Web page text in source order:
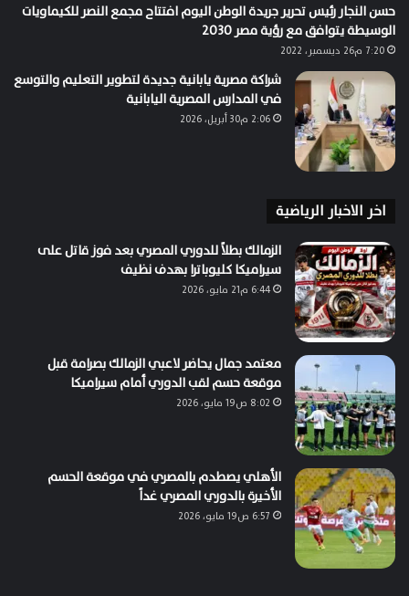
حسن النجار رئيس تحرير جريدة الوطن اليوم افتتاح مجمع النصر للكيماويات
الوسيطة يتوافق مع رؤية مصر ٢٠٣٠
7:20 م26 ديسمبر، 2022
شراكة مصرية يابانية جديدة لتطوير التعليم والتوسع
في المدارس المصرية اليابانية
2:06 م30 أبريل، 2026
اخر الاخبار الرياضية
الزمالك بطلاً للدوري المصري بعد فوز قاتل على
سيراميكا كليوباترا بهدف نظيف
6:44 م21 مايو، 2026
معتمد جمال يحاضر لاعبي الزمالك بصرامة قبل
موقعة حسم لقب الدوري أمام سيراميكا
8:02 ص19 مايو، 2026
الأهلي يصطدم بالمصري في موقعة الحسم
الأخيرة بالدوري المصري غداً
6:57 ص19 مايو، 2026